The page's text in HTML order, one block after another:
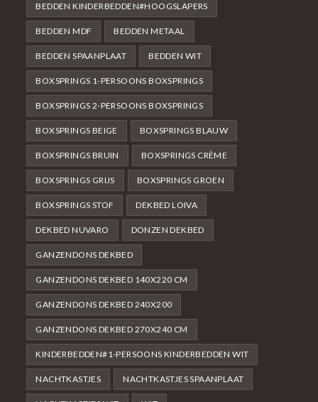
BEDDEN KINDERBEDDEN#HOOGSLAPERS
BEDDEN MDF BEDDEN METAAL
BEDDEN SPAANPLAAT BEDDEN WIT
BOXSPRINGS 1-PERSOONS BOXSPRINGS
BOXSPRINGS 2-PERSOONS BOXSPRINGS
BOXSPRINGS BEIGE BOXSPRINGS BLAUW
BOXSPRINGS BRUIN BOXSPRINGS CRÈME
BOXSPRINGS GRIJS BOXSPRINGS GROEN
BOXSPRINGS STOF DEKBED LOIVA
DEKBED NUVARO DONZEN DEKBED
GANZENDONS DEKBED
GANZENDONS DEKBED 140X220 CM
GANZENDONS DEKBED 240X200
GANZENDONS DEKBED 270X240 CM
KINDERBEDDEN#1-PERSOONS KINDERBEDDEN WIT
NACHTKASTJES NACHTKASTJES SPAANPLAAT